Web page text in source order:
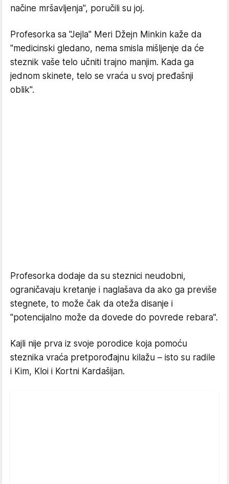
načine mršavljenja", poručili su joj.
Profesorka sa "Jejla" Meri Džejn Minkin kaže da
"medicinski gledano, nema smisla mišljenje da će
steznik vaše telo učniti trajno manjim. Kada ga
jednom skinete, telo se vraća u svoj pređašnji
oblik".
Profesorka dodaje da su steznici neudobni,
ograničavaju kretanje i naglašava da ako ga previše
stegnete, to može čak da oteža disanje i
"potencijalno može da dovede do povrede rebara".
Kajli nije prva iz svoje porodice koja pomoću
steznika vraća pretporođajnu kilažu – isto su radile
i Kim, Kloi i Kortni Kardašijan.